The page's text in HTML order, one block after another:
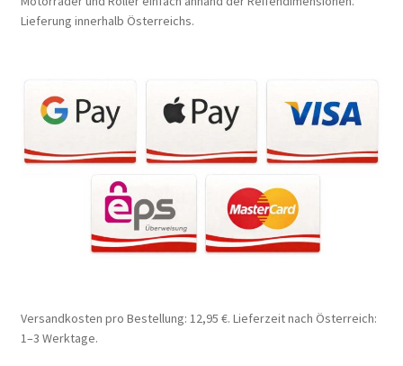
Lieferung innerhalb Österreichs.
Versandkosten pro Bestellung: 12,95 €. Lieferzeit nach Österreich:
1–3 Werktage.